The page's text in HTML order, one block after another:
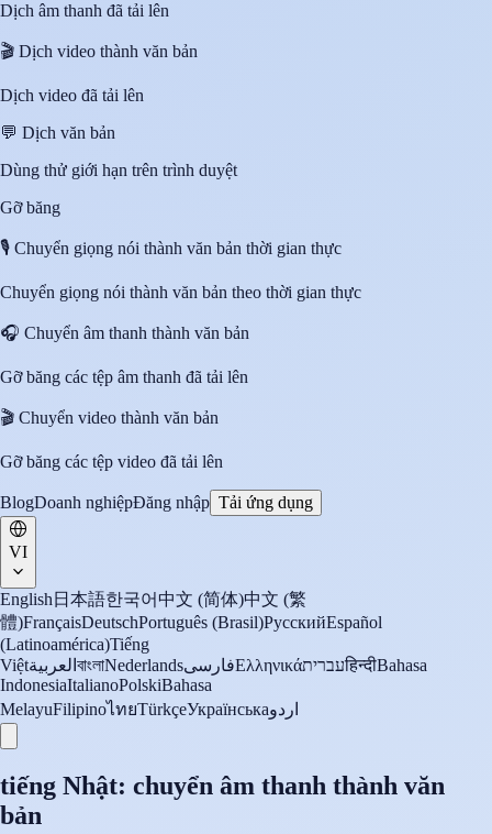
Dịch âm thanh đã tải lên
🎬 Dịch video thành văn bản
Dịch video đã tải lên
💬 Dịch văn bản
Dùng thử giới hạn trên trình duyệt
Gỡ băng
🎙️ Chuyển giọng nói thành văn bản thời gian thực
Chuyển giọng nói thành văn bản theo thời gian thực
🎧 Chuyển âm thanh thành văn bản
Gỡ băng các tệp âm thanh đã tải lên
🎬 Chuyển video thành văn bản
Gỡ băng các tệp video đã tải lên
BlogDoanh nghiệpĐăng nhập Tải ứng dụng
VI
English 日本語한국어中文 (简体)中文 (繁
體)FrançaisDeutschPortuguês (Brasil)РусскийEspañol
(Latinoamérica)Tiếng
Việtالعربية বাংলাNederlandsفارسیΕλληνικάעבריתहिन्दीBahasa
IndonesiaItalianoPolskiBahasa
MelayuFilipinoไทยTürkçeУкраїнськаاردو
tiếng Nhật: chuyển âm thanh thành văn
bản